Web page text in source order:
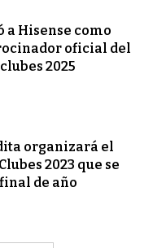
a Hisense como
oficial del
2025
organizará el
2023 que se
de año